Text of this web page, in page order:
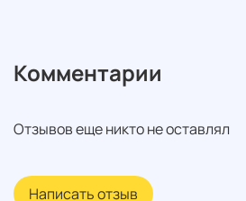
Комментарии
Отзывов еще никто не оставлял
Написать отзыв